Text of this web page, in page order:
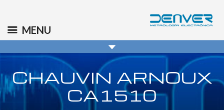
info@denver.es
CHAUVIN ARNOUX
CA1510
MENU